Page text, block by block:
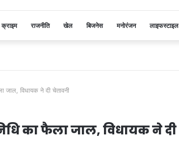
क्राइम राजनीति खेल बिजनेस मनोरंजन लाइफस्टाइल
जाल, विधायक ने दी चेतावनी
का फैला जाल, विधायक ने दी